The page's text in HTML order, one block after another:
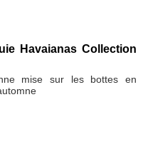
Havaianas Collection
mise sur les bottes en